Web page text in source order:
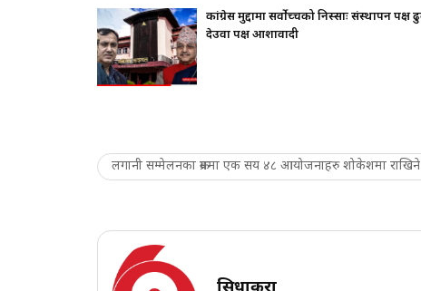
राष्ट्रपतिले के सोधे ? बालेनले के जवाफ दिए ?
लगानी सम्मेलनका क्रममा एक सय ४८ आयोजनाहरु शोकेशमा राखिने